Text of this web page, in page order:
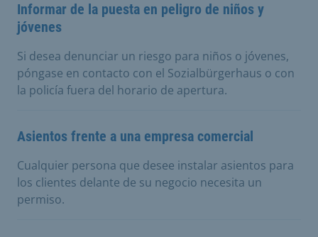
Informar de la puesta en peligro de niños y
jóvenes
Si desea denunciar un riesgo para niños o jóvenes,
póngase en contacto con el Sozialbürgerhaus o con
la policía fuera del horario de apertura.
Asientos frente a una empresa comercial
Cualquier persona que desee instalar asientos para
los clientes delante de su negocio necesita un
permiso.